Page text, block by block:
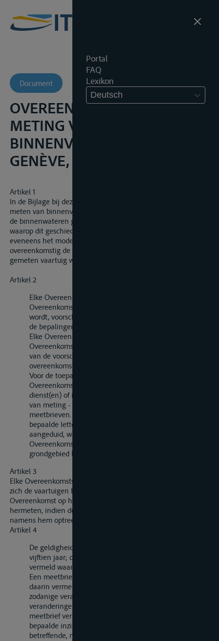
Portal
FAQ
Lexikon
Deutsch
Document
OVEREENKOMST NOPENS DE
METING VAN
BINNENVAARTUIGEN,
GENÈVE, 15 FEBRUARI 1966
Artikel 1
In de Bijlage bij deze Overeenkomst wordt het doel van het
meten van binnenvaartuigen en van andere bij de vaart op
de binnenwateren gebruikte vaartuigen, alsmede de wijze
waarop dit geschiedt, beschreven. In bedoelde Bijlage wordt
eveneens het model beschreven van de meetbrief die voor elk
overeenkomstig de bepalingen van deze Overeenkomst
gemeten vaartuig wordt afgegeven.
Artikel 2
Elke Overeenkomstsluitende Partij vaardigt, zodra de
Overeenkomst op haar grondgebied van toepassing
wordt, voorschriften uit voor de tenuitvoerlegging van
de bepalingen van deze Overeenkomst en de Bijlage.
Elke Overeenkomstsluitende Partij stelt elke andere
Overeenkomstsluitende Partij op haar verzoek in kennis
van de voorschriften die zij heeft uitgevaardigd
overeenkomstig het eerste lid van dit artikel.
Voor de toepassing van deze Overeenkomst wijst elke
Overeenkomstsluitende Partij op haar grondgebied de
dienst(en) of instelling(en) - hierna te noemen bureaus
van meting - aan, die zijn belast met het afgeven van
meetbrieven. Elk bureau van meting wordt met
bepaalde letters of met bepaalde cijfers en letters
aangeduid, waarbij de laatste letter(s) de
Overeenkomstsluitende Partij aanduidt(duiden) op wier
grondgebied het bureau is gevestigd.
Artikel 3
Elke Overeenkomstsluitende Partij neemt de verplichting op
zich de vaartuigen bedoeld in artikel 1 van deze
Overeenkomst op haar grondgebied te doen meten of
hermeten, indien de eigenaar van het vaartuig of degene die
namens hem optreedt daarom verzoekt.
Artikel 4
De geldigheidsduur van een meetbrief is ten hoogste
vijftien jaar; op iedere meetbrief staat de datum
vermeld waarop hij vervalt.
Een meetbrief verliest zijn geldigheid, ongeacht de
daarin vermelde vervaldatum, indien het vaartuig
zodanige veranderingen ondergaat (herstellingen,
veranderingen, blijvende beschadigingen) dat de in de
meetbrief vermelde gegevens, de waterverplaatsing bij
bepaalde inzinkingen of het maximale laadvermogen
betreffende, niet juist meer zijn.